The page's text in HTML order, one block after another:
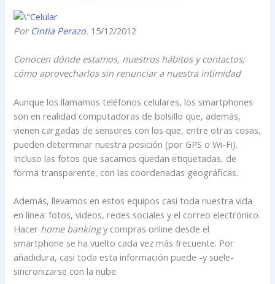
Por Cintia Perazo. 15/12/2012
Conocen dónde estamos, nuestros hábitos y contactos;
cómo aprovecharlos sin renunciar a nuestra intimidad
Aunque los llamamos teléfonos celulares, los smartphones
son en realidad computadoras de bolsillo que, además,
vienen cargadas de sensores con los que, entre otras cosas,
pueden determinar nuestra posición (por GPS o Wi-Fi).
Incluso las fotos que sacamos quedan etiquetadas, de
forma transparente, con las coordenadas geográficas.
Además, llevamos en estos equipos casi toda nuestra vida
en línea: fotos, videos, redes sociales y el correo electrónico.
Hacer home bankingy compras online desde el
smartphone se ha vuelto cada vez más frecuente. Por
añadidura, casi toda esta información puede -y suele-
sincronizarse con la nube.